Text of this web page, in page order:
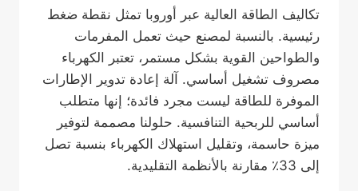
تكاليف الطاقة العالية عبر أوروبا تمثل نقطة ضغط
رئيسية. بالنسبة لمصنع حيث تعمل المفرمات
والطواحين القوية بشكل مستمر، تعتبر الكهرباء
مصروف تشغيل أساسي. آلة إعادة تدوير الإطارات
الموفرة للطاقة ليست مجرد فائدة؛ إنها متطلب
أساسي للربحية التنافسية. حلولنا مصممة لتوفير
ميزة حاسمة، وتقليل استهلاك الكهرباء بنسبة تصل
إلى 33٪ مقارنة بالأنظمة التقليدية.